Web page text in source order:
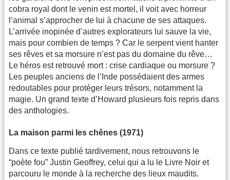
cobra royal dont le venin est mortel, il voit avec horreur
l’animal s’approcher de lui à chacune de ses attaques.
L’arrivée inopinée d’autres explorateurs lui sauve la vie,
mais pour combien de temps ? Car le serpent vient hanter
ses rêves et sa morsure n’est pas du domaine du rêve…
Le héros est retrouvé mort : crise cardiaque ou morsure ?
Les peuples anciens de l’Inde possédaient des armes
redoutables pour protéger leurs trésors, notamment la
magie. Un grand texte d’Howard plusieurs fois repris dans
des anthologies.
La maison parmi les chênes (1971)
Dans ce texte publié tardivement, nous retrouvons le
“poète fou” Justin Geoffrey, celui qui a lu le Livre Noir et
parcouru le monde à la recherche des lieux maudits.